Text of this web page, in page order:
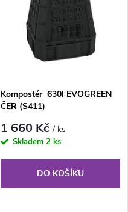
Kompostér 630l EVOGREEN
ČER (S411)
1 660 Kč/ ks
Skladem 2 ks
DO KOŠÍKU